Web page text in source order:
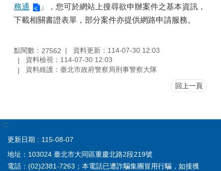
務通
」，您可於網站上搜尋欲申辦案件之基本資訊，
下載相關書證表單，部分案件亦提供網路申請服務。
點閱數： 27562
資料更新：114-07-30 12:03
資料檢視：114-07-30 12:03
資料維護：臺北市政府警察局刑事警察大隊
回上一頁
:::
更新日期
115-08-07
地址：103024 臺北市大同區重慶北路2段219號
電話：(02)2381-7263；本電話已遭詐騙集團冒用行騙，如接獲